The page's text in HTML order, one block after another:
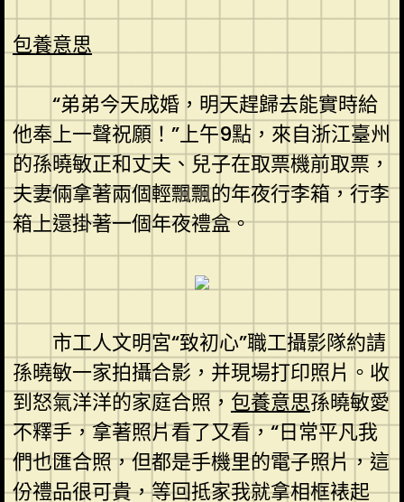
包養意思
“弟弟今天成婚，明天趕歸去能實時給
他奉上一聲祝願！”上午9點，來自浙江臺州
的孫曉敏正和丈夫、兒子在取票機前取票，
夫妻倆拿著兩個輕飄飄的年夜行李箱，行李
箱上還掛著一個年夜禮盒。
市工人文明宮“致初心”職工攝影隊約請
孫曉敏一家拍攝合影，并現場打印照片。收
到怒氣洋洋的家庭合照， 包養意思孫曉敏愛
不釋手，拿著照片看了又看，“日常平凡我
們也匯合照，但都是手機里的電子照片，這
份禮品很可貴，等回抵家我就拿相框裱起